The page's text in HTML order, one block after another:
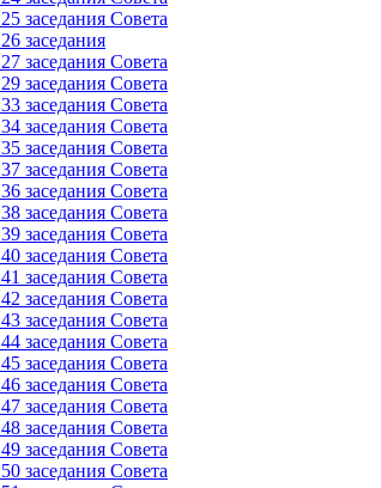
заседания Совета
заседания
заседания Совета
заседания Совета
заседания Совета
заседания Совета
заседания Совета
заседания Совета
заседания Совета
заседания Совета
заседания Совета
заседания Совета
заседания Совета
заседания Совета
заседания Совета
заседания Совета
заседания Совета
заседания Совета
заседания Совета
заседания Совета
заседания Совета
заседания Совета